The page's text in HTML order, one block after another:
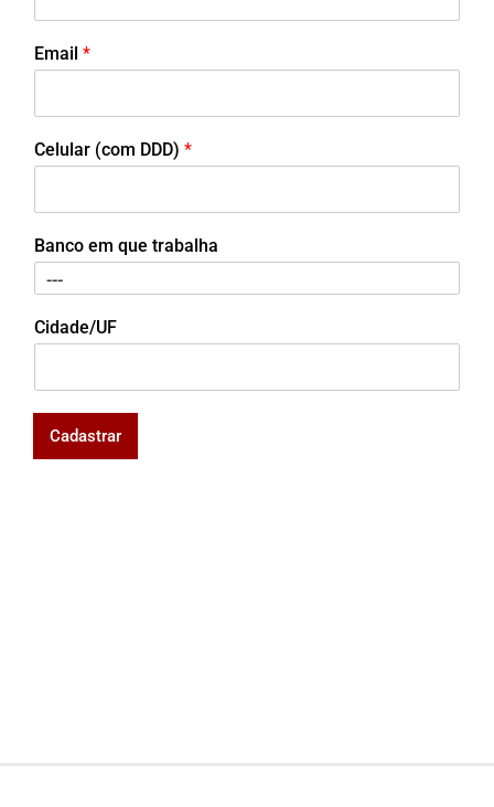
Email *
Celular (com DDD) *
Banco em que trabalha
Cidade/UF
Cadastrar